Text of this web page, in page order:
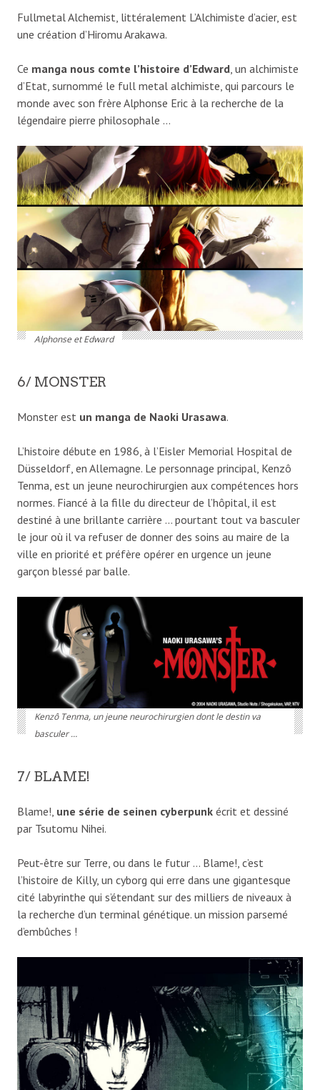
Fullmetal Alchemist, littéralement L’Alchimiste d’acier, est
une création d’Hiromu Arakawa.
Ce manga nous comte l’histoire d’Edward, un alchimiste
d’Etat, surnommé le full metal alchimiste, qui parcours le
monde avec son frère Alphonse Eric à la recherche de la
légendaire pierre philosophale …
Alphonse et Edward
6/ MONSTER
Monster est un manga de Naoki Urasawa.
L’histoire débute en 1986, à l’Eisler Memorial Hospital de
Düsseldorf, en Allemagne. Le personnage principal, Kenzô
Tenma, est un jeune neurochirurgien aux compétences hors
normes. Fiancé à la fille du directeur de l’hôpital, il est
destiné à une brillante carrière … pourtant tout va basculer
le jour où il va refuser de donner des soins au maire de la
ville en priorité et préfère opérer en urgence un jeune
garçon blessé par balle.
Kenzô Tenma, un jeune neurochirurgien dont le destin va
basculer …
7/ BLAME!
Blame!, une série de seinen cyberpunk écrit et dessiné
par Tsutomu Nihei.
Peut-être sur Terre, ou dans le futur … Blame!, c’est
l’histoire de Killy, un cyborg qui erre dans une gigantesque
cité labyrinthe qui s’étendant sur des milliers de niveaux à
la recherche d’un terminal génétique. un mission parsemé
d’embûches !